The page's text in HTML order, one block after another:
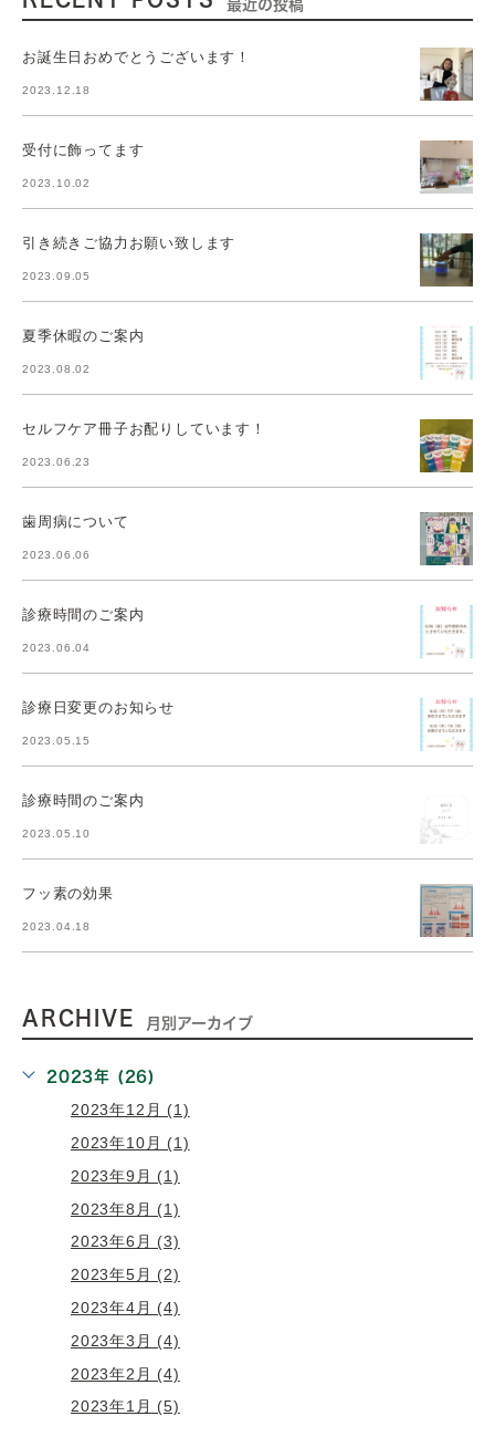
最近の投稿
お誕生日おめでとうございます！
2023.12.18
受付に飾ってます
2023.10.02
引き続きご協力お願い致します
2023.09.05
夏季休暇のご案内
2023.08.02
セルフケア冊子お配りしています！
2023.06.23
歯周病について
2023.06.06
診療時間のご案内
2023.06.04
診療日変更のお知らせ
2023.05.15
診療時間のご案内
2023.05.10
フッ素の効果
2023.04.18
ARCHIVE 月別アーカイブ
2023年 (26)
2023年12月 (1)
2023年10月 (1)
2023年9月 (1)
2023年8月 (1)
2023年6月 (3)
2023年5月 (2)
2023年4月 (4)
2023年3月 (4)
2023年2月 (4)
2023年1月 (5)